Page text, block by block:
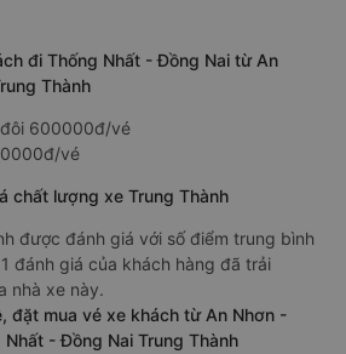
đi Thống Nhất - Đồng Nai từ An
Thành
600000đ/vé
vé
chất lượng xe Trung Thành
được đánh giá với số điểm trung bình
đánh giá của khách hàng đã trải
nhà xe này.
đặt mua vé xe khách từ An Nhơn -
Nhất - Đồng Nai Trung Thành